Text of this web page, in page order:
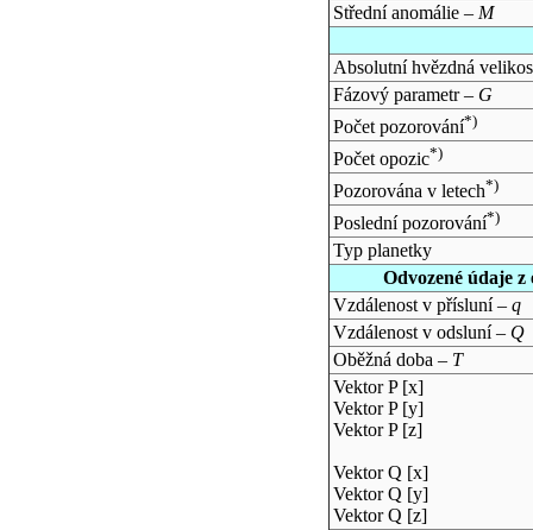
Střední anomálie – M
Absolutní hvězdná
Fázový parametr – G
Počet pozorování*)
Počet opozic*)
Pozorována v letech*)
Poslední pozorování*)
Typ planetky
Odvozené údaje
Vzdálenost v přísluní – q
Vzdálenost v odsluní – Q
Oběžná doba – T
Vektor P [x]
Vektor P [y]
Vektor P [z]
Vektor Q [x]
Vektor Q [y]
Vektor Q [z]